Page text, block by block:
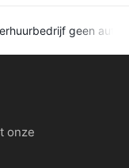
geen auto
onze